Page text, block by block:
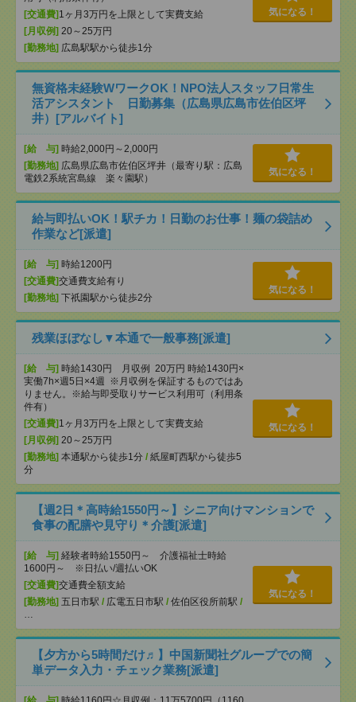
[交通費] 1ヶ月3万円を上限として実費支給
[月収例] 20～25万円
[勤務地] 広島駅駅から徒歩1分
気になる！
無資格未経験WワークOK！NPO法人スタッフ日常生
活アシスタント 日勤募集（広島県広島市佐伯区坪
井）[アルバイト]
[給 与] 時給2,000円～2,000円
[勤務地] 広島県広島市佐伯区坪井（最寄り駅：広島
電鉄2系統宮島線 楽々園駅）
気になる！
給与即払いOK！駅チカ！日勤のお仕事！麺の袋詰め
作業など[派遣]
[給 与] 時給1200円
[交通費]交通費支給有り
[勤務地] 下祇園駅から徒歩2分
気になる！
残業ほぼなし▼本通で一般事務[派遣]
[給 与] 時給1430円 月収例 20万円 時給1430円×
実働7h×週5日×4週 ※月収例を保証するものではあ
りません。※給与即受取りサービス利用可（利用条
件有）
[交通費] 1ヶ月3万円を上限として実費支給
[月収例] 20～25万円
[勤務地] 本通駅から徒歩1分 / 紙屋町西駅から徒歩5
分
気になる！
【週2日＊高時給1550円～】シニア向けマンションで
食事の配膳や見守り＊介護[派遣]
[給 与] 経験者時給1550円～ 介護福祉士時給
1600円～ ※日払い/週払いOK
[交通費]交通費全額支給
[勤務地] 五日市駅 / 広電五日市駅 / 佐伯区役所前駅 /
…
気になる！
【夕方から5時間だけ♬】中国新聞社グループでの簡
単データ入力・チェック業務[派遣]